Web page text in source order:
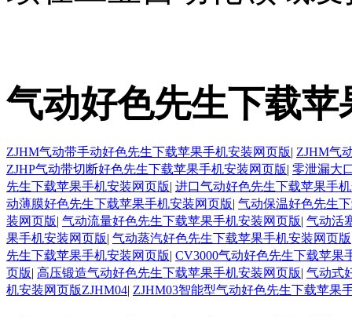
气动好色先生下载
ZJHM气动带手动好色先生下载苹果手机安装网页版| ZJHM气
ZJHP气动带切断好色先生下载苹果手机安装网页版| 零泄漏大
先生下载苹果手机安装网页版| 进口气动好色先生下载苹果手
动薄膜好色先生下载苹果手机安装网页版| 气动保温好色先生
装网页版| 气动流量好色先生下载苹果手机安装网页版| 气动活
果手机安装网页版| 气动蒸汽好色先生下载苹果手机安装网页版
先生下载苹果手机安装网页版| CV3000气动好色先生下载苹果
页版| 高压锻造气动好色先生下载苹果手机安装网页版| 气动式
机安装网页版ZJHM04| ZJHM03智能型气动好色先生下载苹果